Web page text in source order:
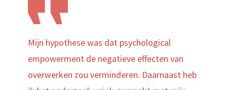
Mijn hypothese was dat psychological
empowerment de negatieve effecten van
overwerken zou verminderen. Daarnaast heb